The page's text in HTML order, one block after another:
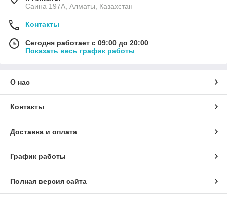
Саина 197А, Алматы, Казахстан
Контакты
Сегодня работает с 09:00 до 20:00
Показать весь график работы
О нас
Контакты
Доставка и оплата
График работы
Полная версия сайта